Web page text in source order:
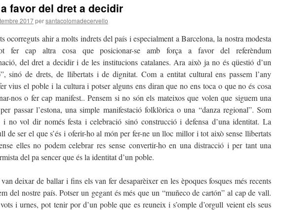
favor del dret a decidir
2017persantacolomadecervello
ocorreguts ahir a molts indrets del país i especialment a Barcelona, la nostra modesta
fer cap altra cosa que posicionar-se amb força a favor del referèndum
del dret a decidir i de les institucions catalanes. Ara això ja no és qüestió d’un
sinó de drets, de llibertats i de dignitat. Com a entitat cultural ens passem l’any
vius el poble i la cultura i potser alguns ens diran que no ens toca o que no és cosa
nos o fer cap manifest.. Pensem si no són els mateixos que volen que siguem una
passar l’estona, una simple manifestació folklòrica o una “danza regional”. Som
no vol dir només festa i celebració sinó construcció i defensa d’una identitat. La
de ser el que s’és i oferir-ho al món per fer-ne un lloc millor i tot això sense llibertats
elles no podem celebrar res sense convertir-ho en una distracció i per tant una
del pa sencer que és la identitat d’un poble.
deixar de ballar i fins els van fer desaparèixer en les èpoques fosques més recents
del nostre país. Potser un gegant és més que un “muñeco de cartón” al cap de vall.
i urnes, pot tenir por d’un poble que es reuneix i s’omple d’orgull veient els seus